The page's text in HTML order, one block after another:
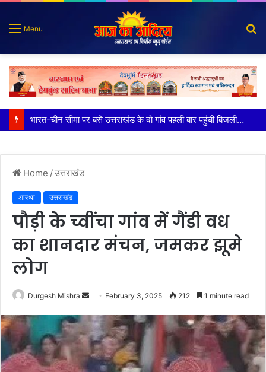
Menu
100 किडनी ट्रांसप्लांट की सफलता, हिम्स जौलीग्रांट ने बढ़ाया चिकित्सा सेवाओं का भरोसा
Home /उत्तराखंड
आस्था उत्तराखंड
पौड़ी के च्वींचा गांव में गैंडी वध
का शानदार मंचन, जमकर झूमे
लोग
Durgesh Mishra
Send
email
February 3, 2025 212 1 minute read